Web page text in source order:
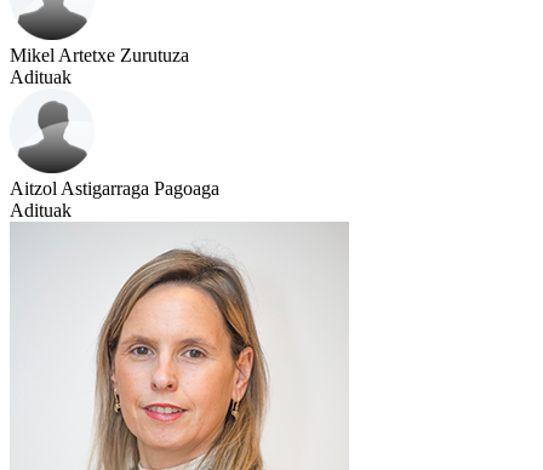
Mikel Artetxe Zurutuza
Adituak
Aitzol Astigarraga Pagoaga
Adituak